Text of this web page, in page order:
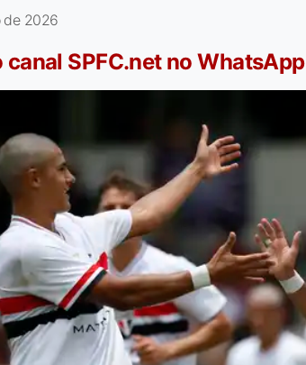
de 2026
canal SPFC.net no WhatsApp